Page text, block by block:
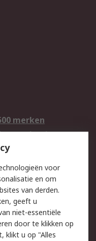
merken
advies
veiligheid
voor
en om
van derden.
geeft u
niet-essentiële
door te klikken op
klikt u op "Alles